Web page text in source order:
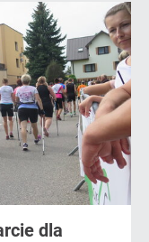
dla